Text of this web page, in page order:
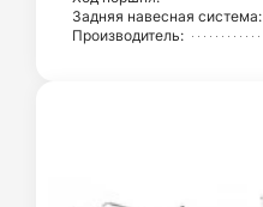
Задняя навесная система:
Производитель: